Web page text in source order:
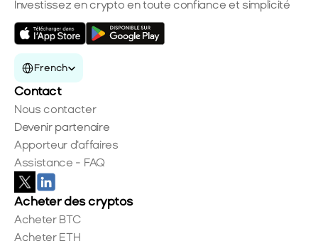
Investissez en crypto en toute confiance et simplicité
Select Language
French
Contact
Nous contacter
Devenir partenaire
Apporteur d'affaires
Assistance - FAQ
Acheter des cryptos
Acheter BTC
Acheter ETH